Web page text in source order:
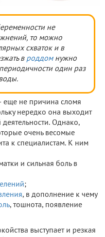
не
то можно
схваток и в
в роддомнужно
один раз
еще не причина сломя
нередко она выходит
Однако,
очень весомые
к специалистам. К ним
и сильная боль в
;
, в дополнение к чему
, тошнота, появление
выступает и резкая